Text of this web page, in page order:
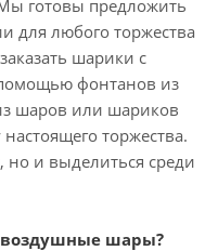
готовы предложить
для любого торжества
шарики с
фонтанов из
шаров или шариков
торжества.
но и выделиться среди
воздушные шары?